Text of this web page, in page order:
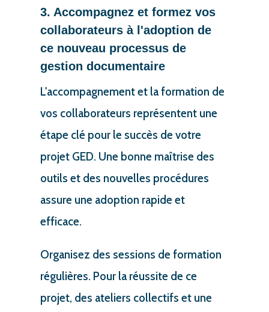
3. Accompagnez et formez vos
collaborateurs à l'adoption de
ce nouveau processus de
gestion documentaire
L'accompagnement et la formation de
vos collaborateurs représentent une
étape clé pour le succès de votre
projet GED. Une bonne maîtrise des
outils et des nouvelles procédures
assure une adoption rapide et
efficace.
Organisez des sessions de formation
régulières. Pour la réussite de ce
projet, des ateliers collectifs et une